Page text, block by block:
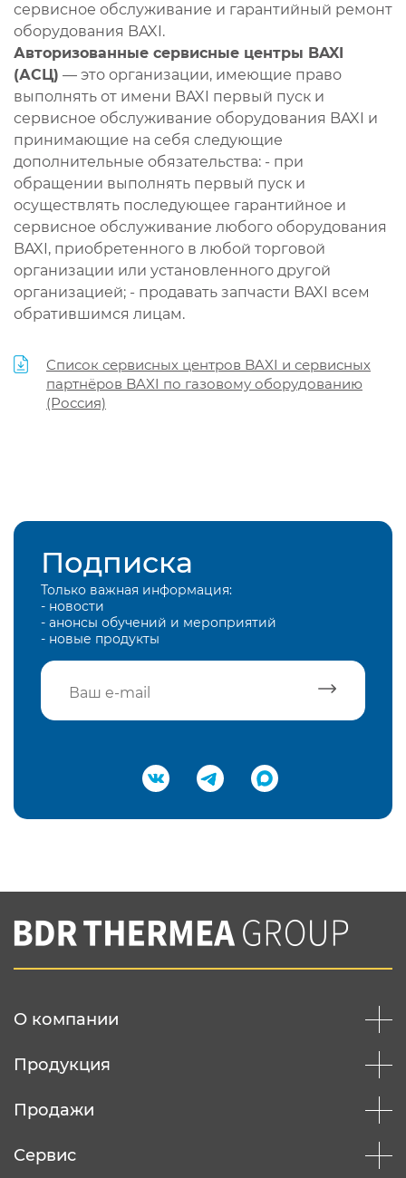
сервисное обслуживание и гарантийный ремонт
оборудования BAXI.
Авторизованные сервисные центры BAXI
(АСЦ) — это организации, имеющие право
выполнять от имени BAXI первый пуск и
сервисное обслуживание оборудования BAXI и
принимающие на себя следующие
дополнительные обязательства: - при
обращении выполнять первый пуск и
осуществлять последующее гарантийное и
сервисное обслуживание любого оборудования
BAXI, приобретенного в любой торговой
организации или установленного другой
организацией; - продавать запчасти BAXI всем
обратившимся лицам.
Список сервисных центров BAXI и сервисных
партнёров BAXI по газовому оборудованию
(Россия)
Подписка
Только важная информация:
- новости
- анонсы обучений и мероприятий
- новые продукты
Подтвердить e-mail
Вы соглашаетесь с нашей политикой
конфеденциальности
О компании
Продукция
Продажи
Сервис